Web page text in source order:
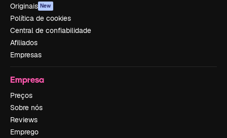
Originais New
Política de cookies
Central de confiabilidade
Afiliados
Empresas
Empresa
Preços
Sobre nós
Reviews
Emprego